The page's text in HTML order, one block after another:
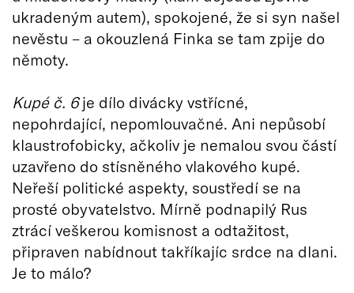
ukradeným autem), spokojené, že si syn našel
nevěstu – a okouzlená Finka se tam zpije do
němoty.
Kupé č. 6je dílo divácky vstřícné,
nepohrdající, nepomlouvačné. Ani nepůsobí
klaustrofobicky, ačkoliv je nemalou svou částí
uzavřeno do stísněného vlakového kupé.
Neřeší politické aspekty, soustředí se na
prosté obyvatelstvo. Mírně podnapilý Rus
ztrácí veškerou komisnost a odtažitost,
připraven nabídnout takříkajíc srdce na dlani.
Je to málo?